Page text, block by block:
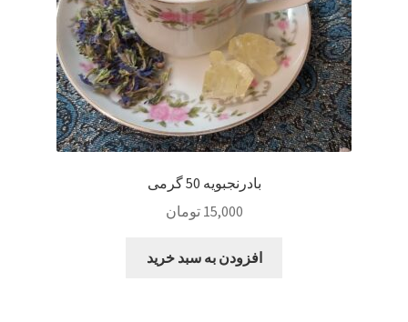
style guide
Typography
برگه نمونه
بادرنجبویه 50 گرمی
15,000 تومان
افزودن به سبد خرید